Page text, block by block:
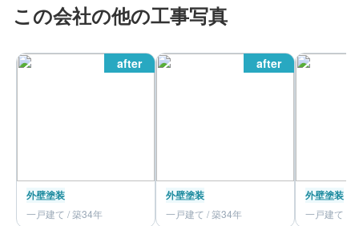
この会社の他の工事写真
after
外壁塗装
一戸建て / 築34年
after
外壁塗装
一戸建て / 築34年
外壁塗装
一戸建て /